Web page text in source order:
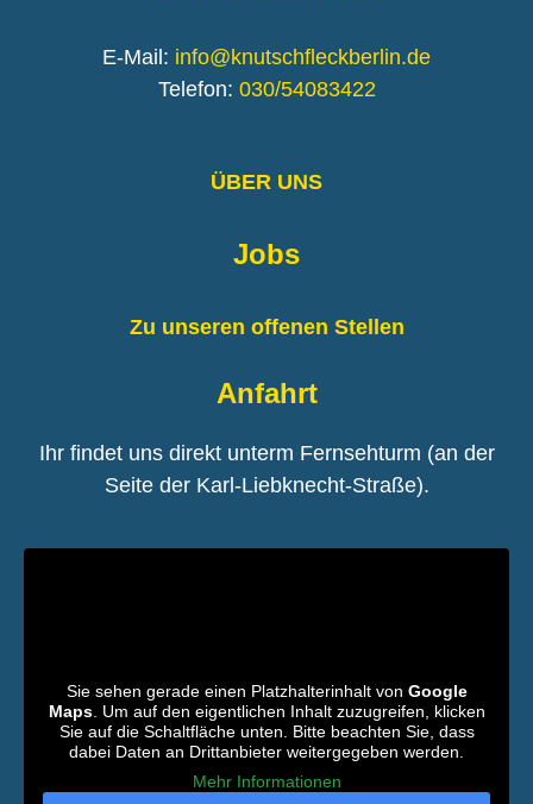
E-Mail: info@knutschfleckberlin.de
Telefon: 030/54083422
ÜBER UNS
Jobs
Zu unseren offenen Stellen
Anfahrt
Ihr findet uns direkt unterm Fernsehturm (an der
Seite der Karl-Liebknecht-Straße).
Sie sehen gerade einen Platzhalterinhalt von Google
Maps. Um auf den eigentlichen Inhalt zuzugreifen, klicken
Sie auf die Schaltfläche unten. Bitte beachten Sie, dass
dabei Daten an Drittanbieter weitergegeben werden.
Mehr Informationen